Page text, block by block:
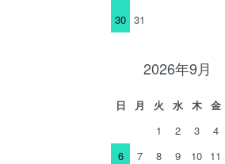
30 31
2026年9月
日 月 火 水 木 金
1
2 3 4
6
7 8 9 10 11